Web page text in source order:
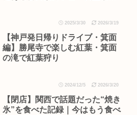
2025/3/30 2026/3/19
【神戸発日帰りドライブ・箕面
編】勝尾寺で楽しむ紅葉・箕面
の滝で紅葉狩り
2024/12/5 2026/3/20
【閉店】関西で話題だった“焼き
氷”を食べた記録｜今はもう食べ